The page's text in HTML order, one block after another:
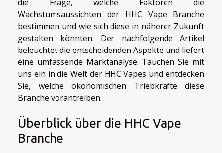
die Frage, welche Faktoren die
Wachstumsaussichten der HHC Vape Branche
bestimmen und wie sich diese in näherer Zukunft
gestalten könnten. Der nachfolgende Artikel
beleuchtet die entscheidenden Aspekte und liefert
eine umfassende Marktanalyse. Tauchen Sie mit
uns ein in die Welt der HHC Vapes und entdecken
Sie, welche ökonomischen Triebkräfte diese
Branche vorantreiben.
Überblick über die HHC Vape
Branche